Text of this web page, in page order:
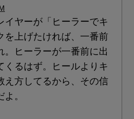
イヤーが「ヒーラーでキ
を上げたければ、一番前
。ヒーラーが一番前に出
くるはず。ヒールよりキ
え方してるから、その信
。